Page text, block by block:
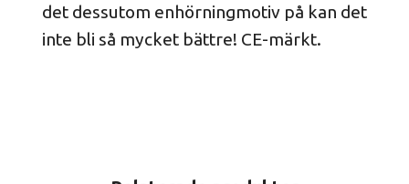
det dessutom enhörningmotiv på kan det
inte bli så mycket bättre! CE-märkt.